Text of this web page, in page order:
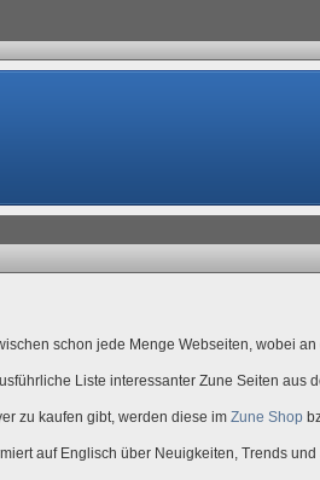
schon jede Menge Webseiten, wobei
Liste interessanter Zune Seiten aus
zu kaufen gibt, werden diese im Zune Shop
auf Englisch über Neuigkeiten, Trends